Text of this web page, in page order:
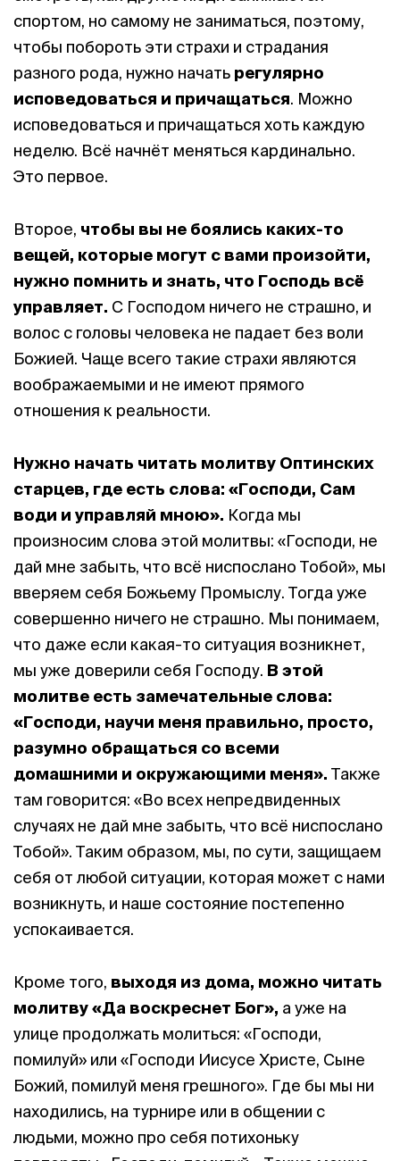
спортом, но самому не заниматься, поэтому,
чтобы побороть эти страхи и страдания
разного рода, нужно начать регулярно
исповедоваться и причащаться. Можно
исповедоваться и причащаться хоть каждую
неделю. Всё начнёт меняться кардинально.
Это первое.
Второе, чтобы вы не боялись каких-то
вещей, которые могут с вами произойти,
нужно помнить и знать, что Господь всё
управляет. С Господом ничего не страшно, и
волос с головы человека не падает без воли
Божией. Чаще всего такие страхи являются
воображаемыми и не имеют прямого
отношения к реальности.
Нужно начать читать молитву Оптинских
старцев, где есть слова: «Господи, Сам
води и управляй мною». Когда мы
произносим слова этой молитвы: «Господи, не
дай мне забыть, что всё ниспослано Тобой», мы
вверяем себя Божьему Промыслу. Тогда уже
совершенно ничего не страшно. Мы понимаем,
что даже если какая-то ситуация возникнет,
мы уже доверили себя Господу. В этой
молитве есть замечательные слова:
«Господи, научи меня правильно, просто,
разумно обращаться со всеми
домашними и окружающими меня». Также
там говорится: «Во всех непредвиденных
случаях не дай мне забыть, что всё ниспослано
Тобой». Таким образом, мы, по сути, защищаем
себя от любой ситуации, которая может с нами
возникнуть, и наше состояние постепенно
успокаивается.
Кроме того, выходя из дома, можно читать
молитву «Да воскреснет Бог», а уже на
улице продолжать молиться: «Господи,
помилуй» или «Господи Иисусе Христе, Сыне
Божий, помилуй меня грешного». Где бы мы ни
находились, на турнире или в общении с
людьми, можно про себя потихоньку